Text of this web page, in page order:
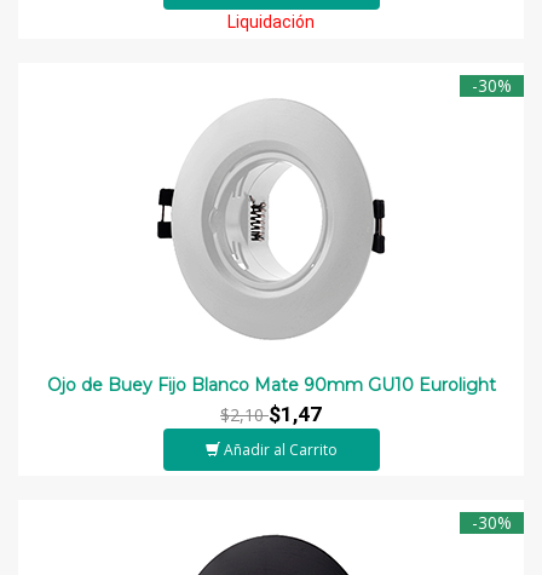
Liquidación
-30%
Ojo de Buey Fijo Blanco Mate 90mm GU10 Eurolight
$2,10$1,47
Añadir al Carrito
-30%